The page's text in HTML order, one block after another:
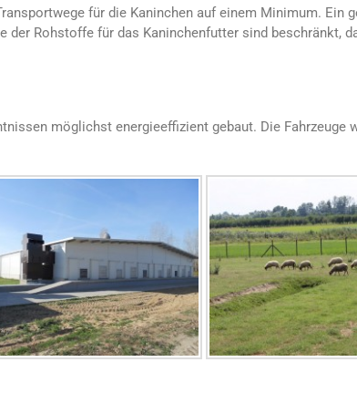
für die Kaninchen auf einem Minimum. Ein
der Rohstoffe für das Kaninchenfutter sind beschränkt,
möglichst energieeffizient gebaut. Die Fahrzeuge